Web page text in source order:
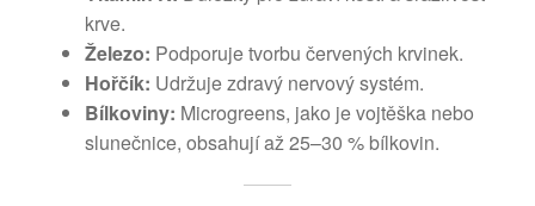
krve.
Železo: Podporuje tvorbu červených krvinek.
Hořčík: Udržuje zdravý nervový systém.
Bílkoviny: Microgreens, jako je vojtěška nebo
slunečnice, obsahují až 25–30 % bílkovin.